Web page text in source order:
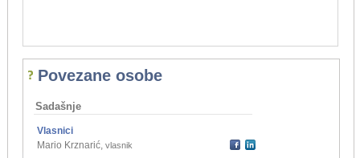
Povezane osobe
Sadašnje
Vlasnici
Mario Krznarić, vlasnik